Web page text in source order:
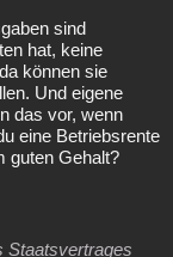
sind
hat, keine
können sie
Und eigene
das vor, wenn
eine Betriebsrente
guten Gehalt?
Staatsvertrages